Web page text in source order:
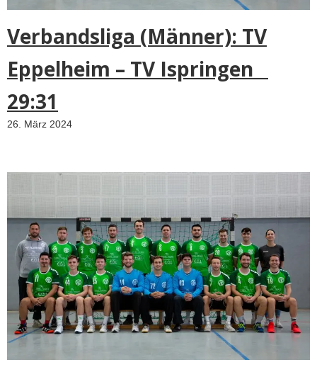
Verbandsliga (Männer): TV
Eppelheim – TV Ispringen
29:31
26. März 2024